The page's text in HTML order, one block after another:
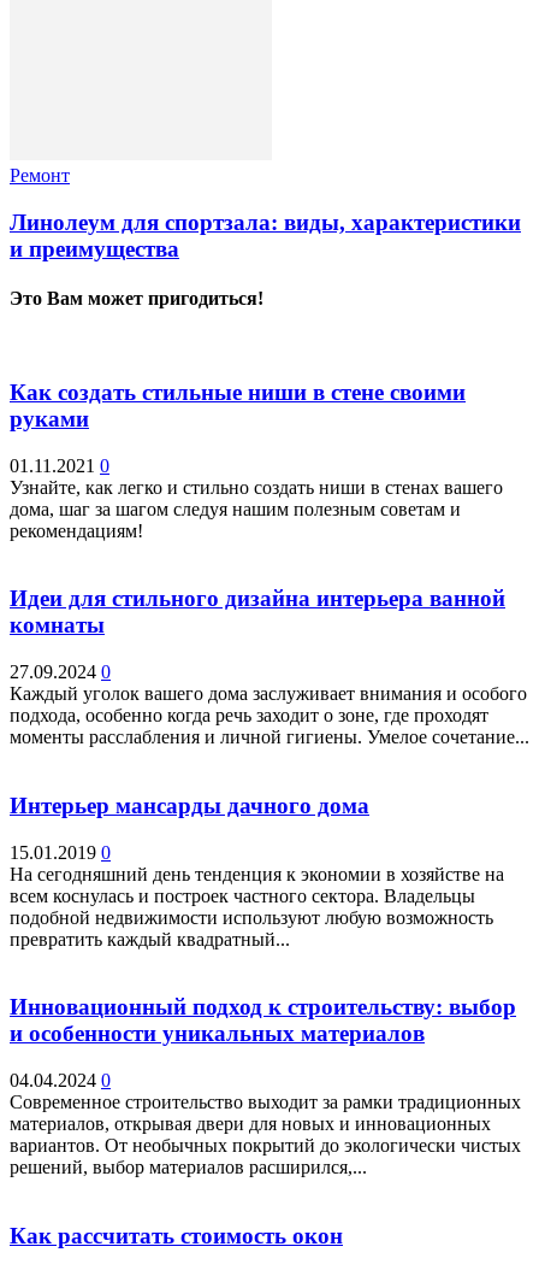
Ремонт
Линолеум для спортзала: виды, характеристики
и преимущества
Это Вам может пригодиться!
Как создать стильные ниши в стене своими
руками
01.11.2021 0
Узнайте, как легко и стильно создать ниши в стенах вашего
дома, шаг за шагом следуя нашим полезным советам и
рекомендациям!
Идеи для стильного дизайна интерьера ванной
комнаты
27.09.2024 0
Каждый уголок вашего дома заслуживает внимания и особого
подхода, особенно когда речь заходит о зоне, где проходят
моменты расслабления и личной гигиены. Умелое сочетание...
Интерьер мансарды дачного дома
15.01.2019 0
На сегодняшний день тенденция к экономии в хозяйстве на
всем коснулась и построек частного сектора. Владельцы
подобной недвижимости используют любую возможность
превратить каждый квадратный...
Инновационный подход к строительству: выбор
и особенности уникальных материалов
04.04.2024 0
Современное строительство выходит за рамки традиционных
материалов, открывая двери для новых и инновационных
вариантов. От необычных покрытий до экологически чистых
решений, выбор материалов расширился,...
Как рассчитать стоимость окон